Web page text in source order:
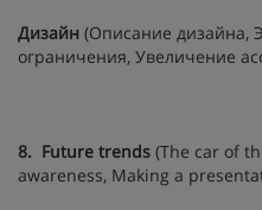
Дизайн (Описание дизайна,
ограничения, Увеличение
8. Future trends (The car of
awareness, Making a